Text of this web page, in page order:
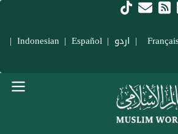
| اردو |
Indonesian | Español
|